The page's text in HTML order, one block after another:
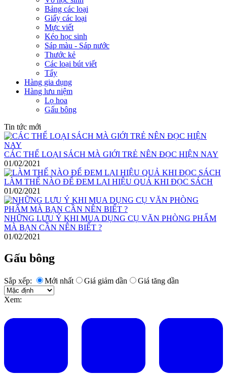
Bảng các loại
Giấy các loại
Mực viết
Kéo học sinh
Sáp màu - Sáp nước
Thước kẻ
Các loại bút viết
Tẩy
Hàng gia dụng
Hàng lưu niệm
Lọ hoa
Gấu bông
Tin tức mới
CÁC THỂ LOẠI SÁCH MÀ GIỚI TRẺ NÊN ĐỌC HIỆN NAY
01/02/2021
LÀM THẾ NÀO ĐỂ ĐEM LẠI HIỆU QUẢ KHI ĐỌC SÁCH
01/02/2021
NHỮNG LƯU Ý KHI MUA DỤNG CỤ VĂN PHÒNG PHẨM
MÀ BẠN CẦN NÊN BIẾT ?
01/02/2021
Gấu bông
Sắp xếp: Mới nhất Giá giảm dần Giá tăng dần
Xem: